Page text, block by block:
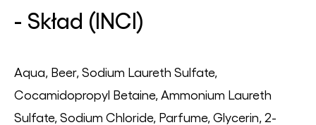
- Skład (INCI)
Aqua, Beer, Sodium Laureth Sulfate,
Cocamidopropyl Betaine, Ammonium Laureth
Sulfate, Sodium Chloride, Parfume, Glycerin, 2-